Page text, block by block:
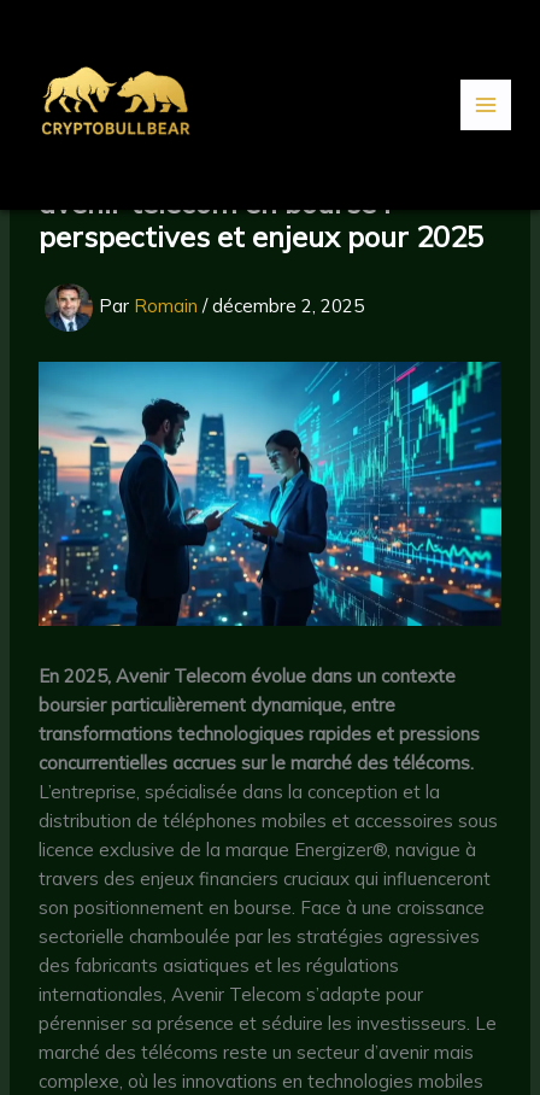
avenir telecom en bourse :
perspectives et enjeux pour 2025
Par Romain/décembre 2, 2025
En 2025, Avenir Telecom évolue dans un contexte
boursier particulièrement dynamique, entre
transformations technologiques rapides et pressions
concurrentielles accrues sur le marché des télécoms.
L’entreprise, spécialisée dans la conception et la
distribution de téléphones mobiles et accessoires sous
licence exclusive de la marque Energizer®, navigue à
travers des enjeux financiers cruciaux qui influenceront
son positionnement en bourse. Face à une croissance
sectorielle chamboulée par les stratégies agressives
des fabricants asiatiques et les régulations
internationales, Avenir Telecom s’adapte pour
pérenniser sa présence et séduire les investisseurs. Le
marché des télécoms reste un secteur d’avenir mais
complexe, où les innovations en technologies mobiles